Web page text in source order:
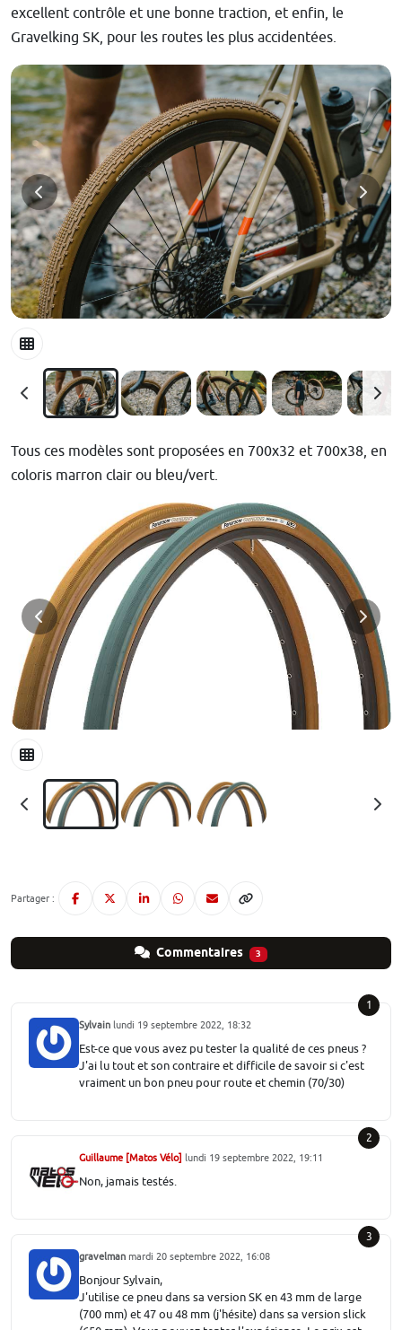
excellent contrôle et une bonne traction, et enfin, le
Gravelking SK, pour les routes les plus accidentées.
Tous ces modèles sont proposées en 700x32 et 700x38, en
coloris marron clair ou bleu/vert.
Partager :
Commentaires 3
1
Sylvain lundi 19 septembre 2022, 18:32
Est-ce que vous avez pu tester la qualité de ces pneus ?
J'ai lu tout et son contraire et difficile de savoir si c'est
vraiment un bon pneu pour route et chemin (70/30)
2
Guillaume [Matos Vélo] lundi 19 septembre 2022, 19:11
Non, jamais testés.
3
gravelman mardi 20 septembre 2022, 16:08
Bonjour Sylvain,
J'utilise ce pneu dans sa version SK en 43 mm de large
(700 mm) et 47 ou 48 mm (j'hésite) dans sa version slick